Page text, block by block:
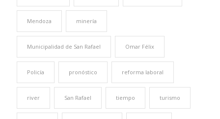
Mendoza minería
Municipalidad de San Rafael Omar Félix
Policía pronóstico reforma laboral
river San Rafael tiempo turismo